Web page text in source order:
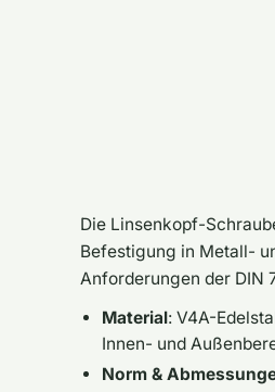
Die Linsenkopf-
Befestigung in Metall-
Anforderungen der DIN
Material: V4A-
Innen- und
Norm &